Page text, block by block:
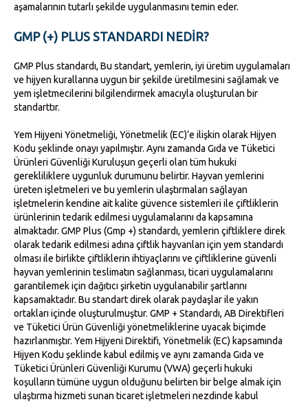
aşamalarının tutarlı şekilde uygulanmasını temin eder.
GMP (+) PLUS STANDARDI NEDIR?
GMP Plus standardı, Bu standart, yemlerin, iyi üretim uygulamaları
ve hijyen kurallarına uygun bir şekilde üretilmesini sağlamak ve
yem işletmecilerini bilgilendirmek amacıyla oluşturulan bir
standarttır.
Yem Hijyeni Yönetmeliği, Yönetmelik (EC)’e ilişkin olarak Hijyen
Kodu şeklinde onayı yapılmıştır. Aynı zamanda Gıda ve Tüketici
Ürünleri Güvenliği Kuruluşun geçerli olan tüm hukuki
gerekliliklere uygunluk durumunu belirtir. Hayvan yemlerini
üreten işletmeleri ve bu yemlerin ulaştırmaları sağlayan
işletmelerin kendine ait kalite güvence sistemleri ile çiftliklerin
ürünlerinin tedarik edilmesi uygulamalarını da kapsamına
almaktadır. GMP Plus (Gmp +) standardı, yemlerin çiftliklere direk
olarak tedarik edilmesi adına çiftlik hayvanları için yem standardı
olması ile birlikte çiftliklerin ihtiyaçlarını ve çiftliklerine güvenli
hayvan yemlerinin teslimatın sağlanması, ticari uygulamalarını
garantilemek için dağıtıcı şirketin uygulanabilir şartlarını
kapsamaktadır. Bu standart direk olarak paydaşlar ile yakın
ortakları içinde oluşturulmuştur. GMP + Standardı, AB Direktifleri
ve Tüketici Ürün Güvenliği yönetmeliklerine uyacak biçimde
hazırlanmıştır. Yem Hijyeni Direktifi, Yönetmelik (EC) kapsamında
Hijyen Kodu şeklinde kabul edilmiş ve aynı zamanda Gıda ve
Tüketici Ürünleri Güvenliği Kurumu (VWA) geçerli hukuki
koşulların tümüne uygun olduğunu belirten bir belge almak için
ulaştırma hizmeti sunan ticaret işletmeleri nezdinde kabul